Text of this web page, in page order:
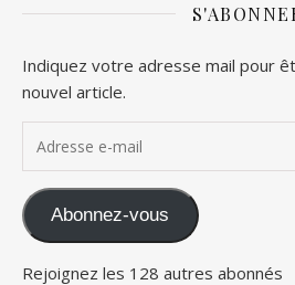
Indiquez votre adresse mail pour
nouvel article.
Abonnez-vous
Rejoignez les 128 autres abonnés